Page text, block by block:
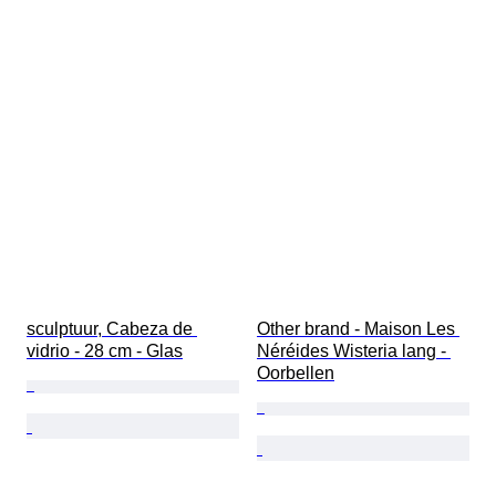
sculptuur, Cabeza de
vidrio - 28 cm - Glas
Other brand - Maison Les
Néréides Wisteria lang -
Oorbellen